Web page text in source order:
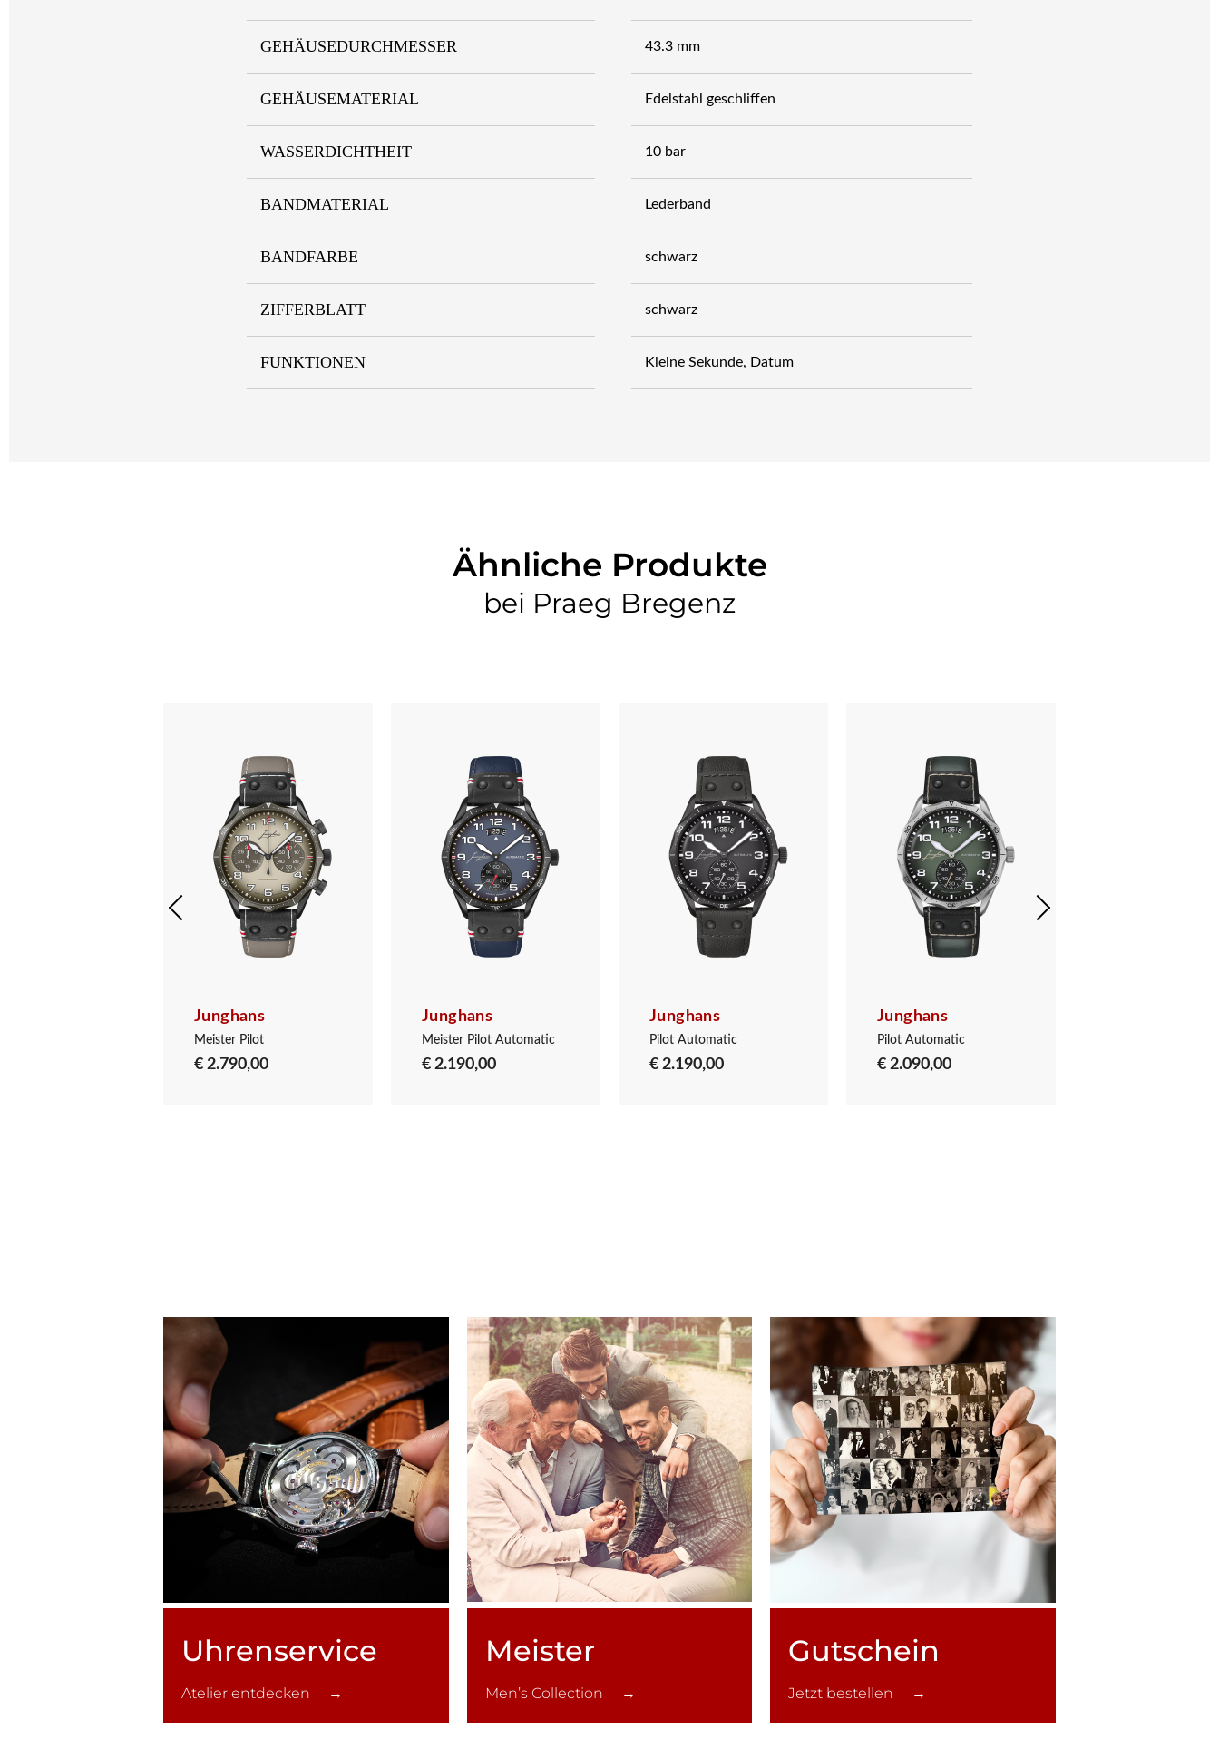
GEHÄUSEDURCHMESSER 43.3 mm
GEHÄUSEMATERIAL Edelstahl geschliffen
WASSERDICHTHEIT 10 bar
BANDMATERIAL Lederband
BANDFARBE schwarz
ZIFFERBLATT schwarz
FUNKTIONEN Kleine Sekunde, Datum
Ähnliche Produkte
bei Praeg Bregenz
Junghans
Meister Pilot
€ 2.790,00
Junghans
Meister Pilot Automatic
€ 2.190,00
Junghans
Pilot Automatic
€ 2.190,00
Junghans
Pilot Automatic
€ 2.090,00
Uhren­service
Atelier entdecken →
Meister
Men’s Collection →
Gutschein
Jetzt bestellen →